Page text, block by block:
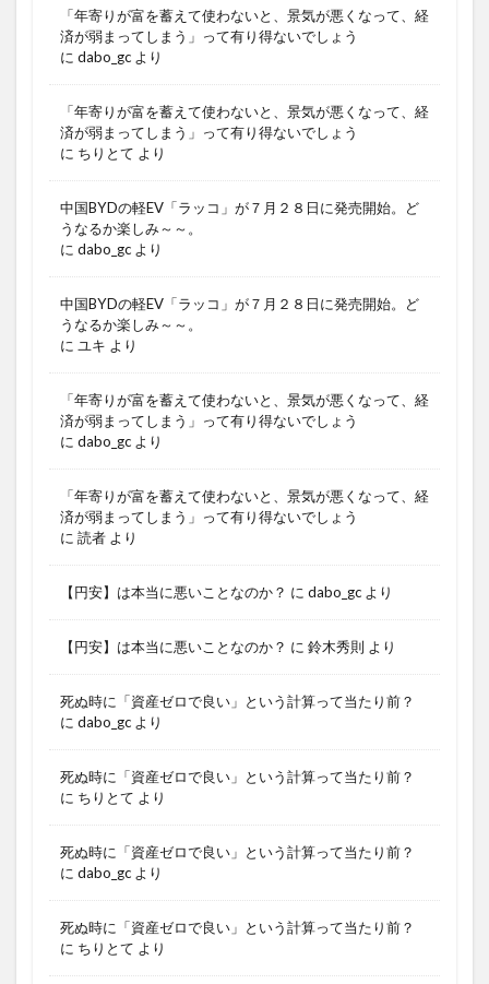
「年寄りが富を蓄えて使わないと、景気が悪くなって、経
済が弱まってしまう」って有り得ないでしょう
に dabo_gc より
「年寄りが富を蓄えて使わないと、景気が悪くなって、経
済が弱まってしまう」って有り得ないでしょう
に ちりとて より
中国BYDの軽EV「ラッコ」が７月２８日に発売開始。ど
うなるか楽しみ～～。
に dabo_gc より
中国BYDの軽EV「ラッコ」が７月２８日に発売開始。ど
うなるか楽しみ～～。
に ユキ より
「年寄りが富を蓄えて使わないと、景気が悪くなって、経
済が弱まってしまう」って有り得ないでしょう
に dabo_gc より
「年寄りが富を蓄えて使わないと、景気が悪くなって、経
済が弱まってしまう」って有り得ないでしょう
に 読者 より
【円安】は本当に悪いことなのか？ に dabo_gc より
【円安】は本当に悪いことなのか？ に 鈴木秀則 より
死ぬ時に「資産ゼロで良い」という計算って当たり前？
に dabo_gc より
死ぬ時に「資産ゼロで良い」という計算って当たり前？
に ちりとて より
死ぬ時に「資産ゼロで良い」という計算って当たり前？
に dabo_gc より
死ぬ時に「資産ゼロで良い」という計算って当たり前？
に ちりとて より